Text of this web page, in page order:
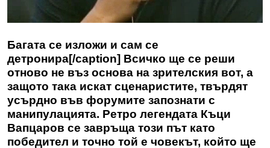
Багата се изложи и сам се
детронира[/caption] Всичко ще се реши
отново не въз основа на зрителския вот, а
защото така искат сценаристите, твърдят
усърдно във форумите запознати с
манипулацията. Ретро легендата Къци
Вапцаров се завръща този път като
победител и точно той е човекът, който ще